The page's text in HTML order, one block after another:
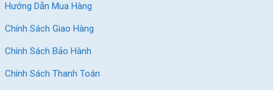
Hướng Dẫn Mua Hàng
Chính Sách Giao Hàng
Chính Sách Bảo Hành
Chính Sách Thanh Toán